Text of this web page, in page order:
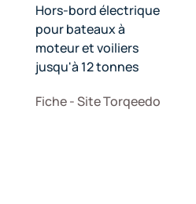
Hors-bord électrique
pour bateaux à
moteur et voiliers
jusqu'à 12 tonnes
Fiche - Site Torqeedo